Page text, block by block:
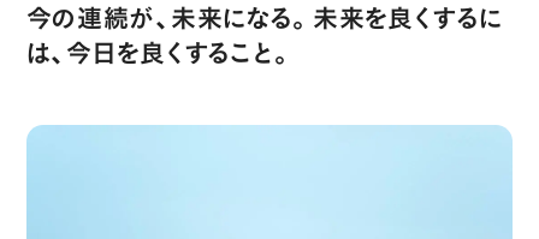
今の連続が、未来になる。未来を良くするに
は、今日を良くすること。